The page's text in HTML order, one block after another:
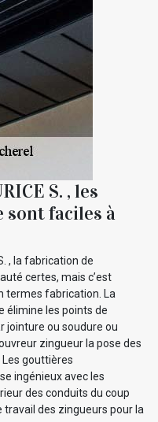
S. , les
faciles à
, la fabrication de
certes, mais c’est
termes fabrication. La
élimine les points de
jointure ou soudure ou
zingueur la pose des
gouttières
ingénieux avec les
des conduits du coup
travail des zingueurs pour la